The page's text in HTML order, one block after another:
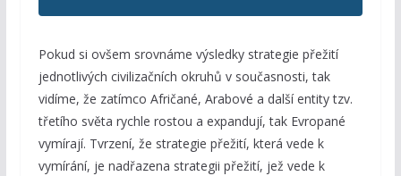
Pokud si ovšem srovnáme výsledky strategie přežití
jednotlivých civilizačních okruhů v současnosti, tak
vidíme, že zatímco Afričané, Arabové a další entity tzv.
třetího světa rychle rostou a expandují, tak Evropané
vymírají. Tvrzení, že strategie přežití, která vede k
vymírání, je nadřazena strategii přežití, jež vede k